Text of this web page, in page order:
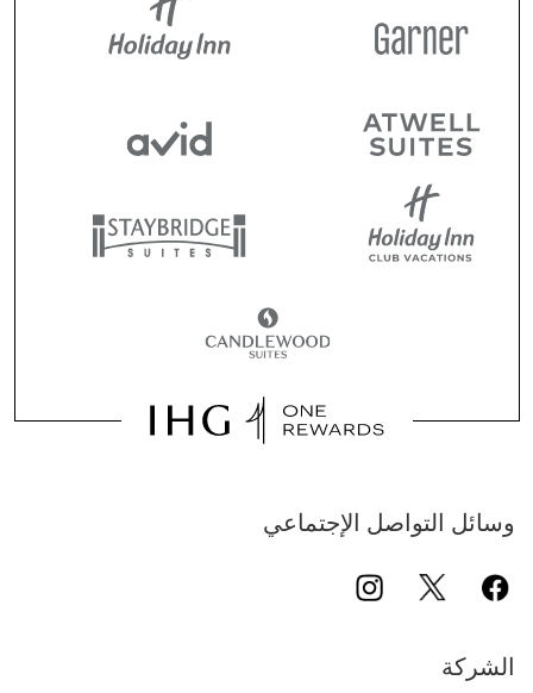
وسائل التواصل الإجتماعي
الشركة